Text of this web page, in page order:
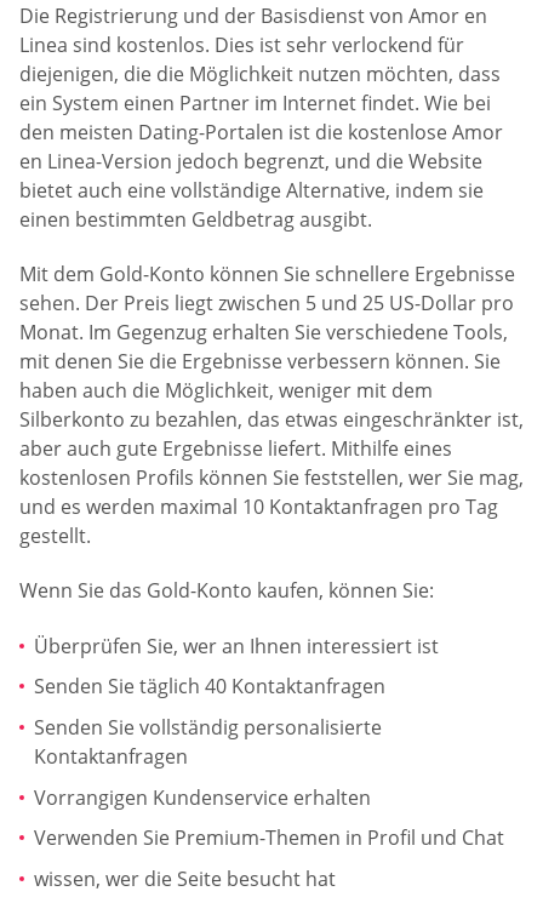
Die Registrierung und der Basisdienst von Amor en
Linea sind kostenlos. Dies ist sehr verlockend für
diejenigen, die die Möglichkeit nutzen möchten, dass
ein System einen Partner im Internet findet. Wie bei
den meisten Dating-Portalen ist die kostenlose Amor
en Linea-Version jedoch begrenzt, und die Website
bietet auch eine vollständige Alternative, indem sie
einen bestimmten Geldbetrag ausgibt.
Mit dem Gold-Konto können Sie schnellere Ergebnisse
sehen. Der Preis liegt zwischen 5 und 25 US-Dollar pro
Monat. Im Gegenzug erhalten Sie verschiedene Tools,
mit denen Sie die Ergebnisse verbessern können. Sie
haben auch die Möglichkeit, weniger mit dem
Silberkonto zu bezahlen, das etwas eingeschränkter ist,
aber auch gute Ergebnisse liefert. Mithilfe eines
kostenlosen Profils können Sie feststellen, wer Sie mag,
und es werden maximal 10 Kontaktanfragen pro Tag
gestellt.
Wenn Sie das Gold-Konto kaufen, können Sie:
Überprüfen Sie, wer an Ihnen interessiert ist
Senden Sie täglich 40 Kontaktanfragen
Senden Sie vollständig personalisierte
Kontaktanfragen
Vorrangigen Kundenservice erhalten
Verwenden Sie Premium-Themen in Profil und Chat
wissen, wer die Seite besucht hat